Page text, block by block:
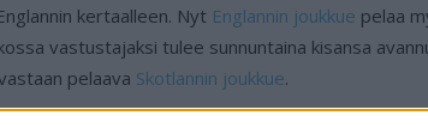
kertaalleen. Nyt Englannin joukkue pelaa
vastustajaksi tulee sunnuntaina kisansa
pelaava Skotlannin joukkue.